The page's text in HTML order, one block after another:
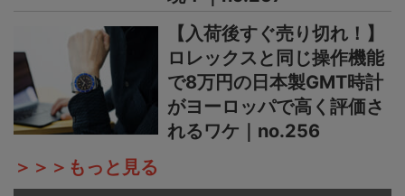
【入荷後すぐ売り切れ！】
ロレックスと同じ操作機能
で8万円の日本製GMT時計
がヨーロッパで高く評価さ
れるワケ｜no.256
＞＞＞もっと見る